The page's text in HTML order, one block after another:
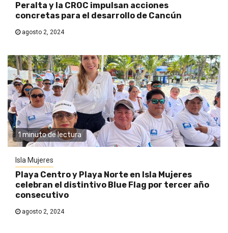
Peralta y la CROC impulsan acciones
concretas para el desarrollo de Cancún
agosto 2, 2024
1 minuto de lectura
Isla Mujeres
Playa Centro y Playa Norte en Isla Mujeres
celebran el distintivo Blue Flag por tercer año
consecutivo
agosto 2, 2024